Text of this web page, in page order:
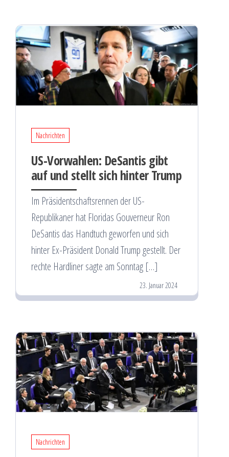
Nachrichten
US-Vorwahlen: DeSantis gibt
auf und stellt sich hinter Trump
Im Präsidentschaftsrennen der US-
Republikaner hat Floridas Gouverneur Ron
DeSantis das Handtuch geworfen und sich
hinter Ex-Präsident Donald Trump gestellt. Der
rechte Hardliner sagte am Sonntag […]
23. Januar 2024
Nachrichten